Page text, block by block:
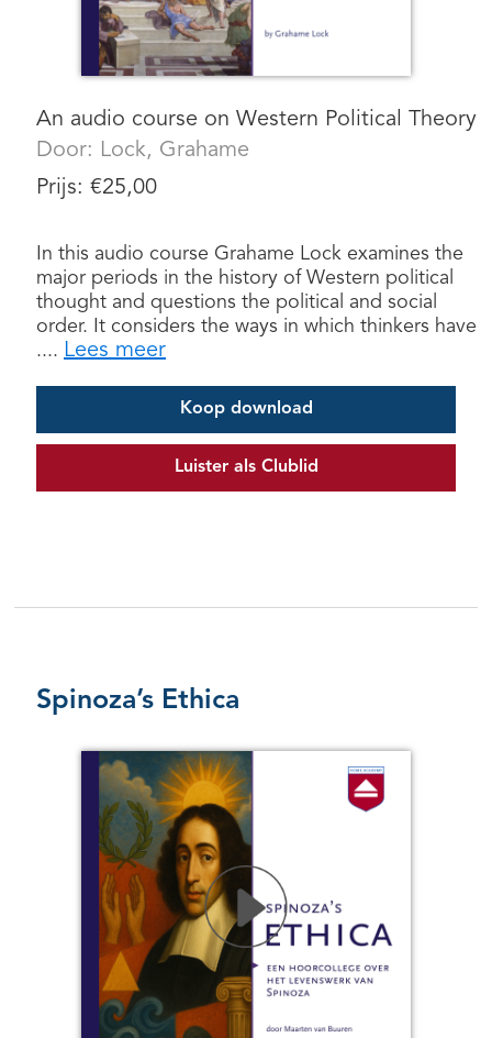
An audio course on Western Political Theory
Door: Lock, Grahame
Prijs: €25,00
In this audio course Grahame Lock examines the
major periods in the history of Western political
thought and questions the political and social
order. It considers the ways in which thinkers have
.... Lees meer
Koop download
Luister als Clublid
Spinoza’s Ethica